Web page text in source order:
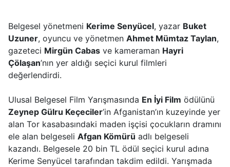
Belgesel yönetmeni Kerime Senyücel, yazar Buket
Uzuner, oyuncu ve yönetmen Ahmet Mümtaz Taylan,
gazeteci Mirgün Cabas ve kameraman Hayri
Çölaşan’nın yer aldığı seçici kurul filmleri
değerlendirdi.
Ulusal Belgesel Film Yarışmasında En İyi Film ödülünü
Zeynep Gülru Keçeciler’in Afganistan’ın kuzeyinde yer
alan Tor kasabasındaki maden işçisi çocukların dramını
ele alan belgeseli Afgan Kömürü adlı belgeseli
kazandı. Belgesele 20 bin TL ödül seçici kurul adına
Kerime Senyücel tarafından takdim edildi. Yarışmada